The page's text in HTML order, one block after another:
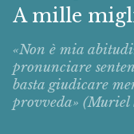
A mille
«Non è mia
pronunciare
basta giudicare
provveda» (Muriel